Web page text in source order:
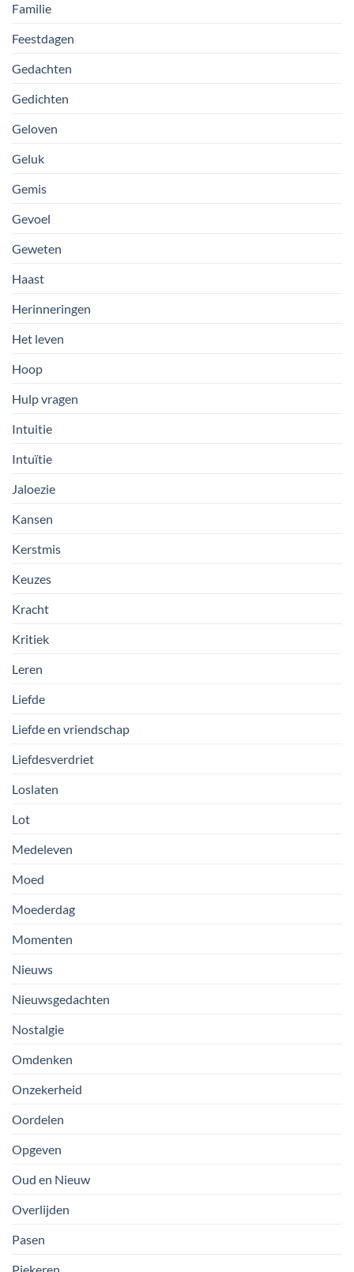
Familie
Feestdagen
Gedachten
Gedichten
Geloven
Geluk
Gemis
Gevoel
Geweten
Haast
Herinneringen
Het leven
Hoop
Hulp vragen
Intuitie
Intuïtie
Jaloezie
Kansen
Kerstmis
Keuzes
Kracht
Kritiek
Leren
Liefde
Liefde en vriendschap
Liefdesverdriet
Loslaten
Lot
Medeleven
Moed
Moederdag
Momenten
Nieuws
Nieuwsgedachten
Nostalgie
Omdenken
Onzekerheid
Oordelen
Opgeven
Oud en Nieuw
Overlijden
Pasen